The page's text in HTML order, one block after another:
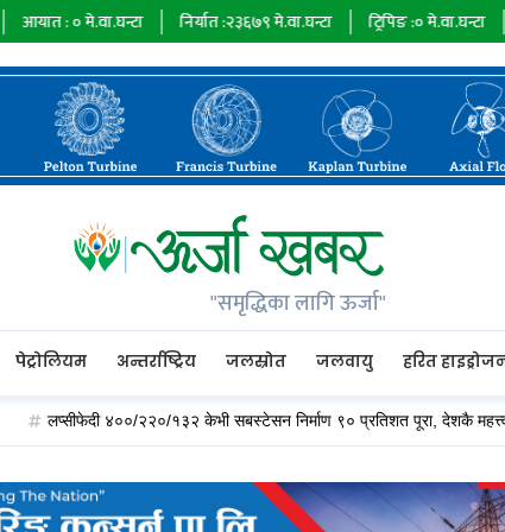
मे.वा.घन्टा निर्यात : २३६७९मे.वा.घन्टा ट्रिपिङ : मे.वा.घन्टा ऊर्जा माग :
"समृद्धिका लागि ऊर्जा"
पेट्रोलियम अन्तर्राष्ट्रिय जलस्रोत जलवायु हरित
लप्सीफेदी ४००/२२०/१३२ केभी सबस्टेसन निर्माण ९० प्रतिशत पूरा, देशकै महत्त्वपूर्ण